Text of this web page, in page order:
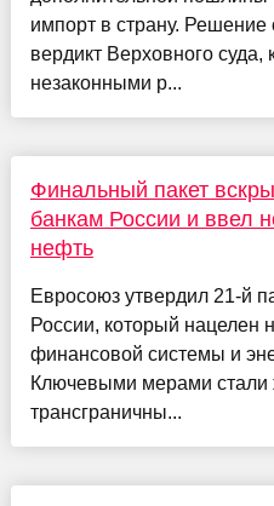
импорт в страну. Решение
вердикт Верховного суда,
незаконными р...
Финальный пакет
банкам России и ввел
нефть
Евросоюз утвердил 21-й
России, который нацелен
финансовой системы и
Ключевыми мерами стали
трансграничны...